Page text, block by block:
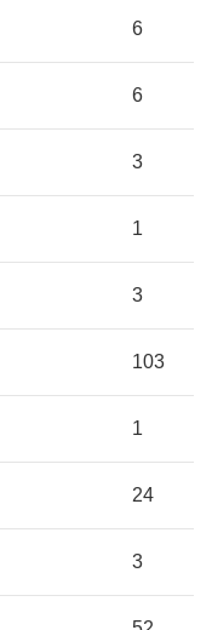
6
6
3
1
3
103
1
24
3